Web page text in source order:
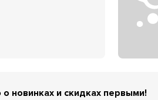
новинках и скидках первыми!